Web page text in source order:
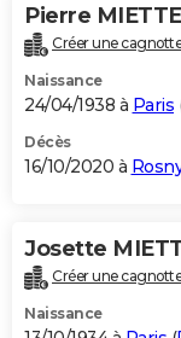
Pierre MIETTE
Créer une
Naissance
24/04/1938 à Paris
Décès
16/10/2020 à
Josette
Créer une
Naissance